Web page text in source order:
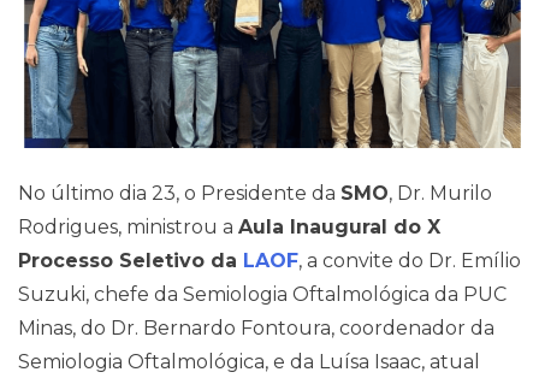
Pareceres Jurídicos
No último dia 23, o Presidente da SMO, Dr. Murilo
Rodrigues, ministrou a Aula Inaugural do X
Processo Seletivo da LAOF, a convite do Dr. Emílio
Suzuki, chefe da Semiologia Oftalmológica da PUC
Minas, do Dr. Bernardo Fontoura, coordenador da
Semiologia Oftalmológica, e da Luísa Isaac, atual